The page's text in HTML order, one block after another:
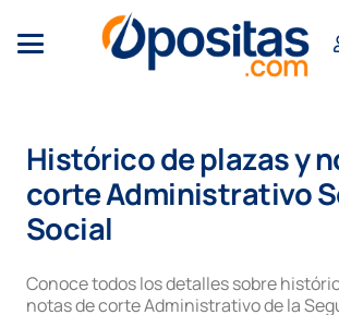
Histórico de plazas y
corte Administrativo
Social
Conoce todos los detalles sobre
notas de corte Administrativo de la